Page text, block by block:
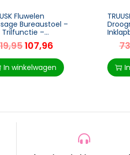
Fluwelen
Bureaustoel –
Trilfunctie –
55cm x
x 86cm – Groen
107,96
In winkelwagen
3 of